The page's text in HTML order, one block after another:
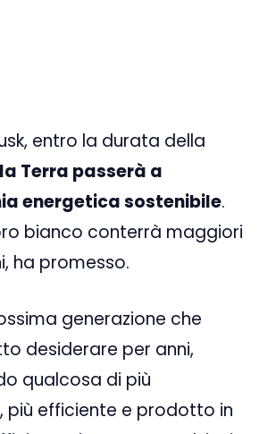
entro la durata della
la Terra passerà a
energetica sostenibile.
bianco conterrà maggiori
ha promesso.
generazione che
desiderare per anni,
qualcosa di più
più efficiente e prodotto in